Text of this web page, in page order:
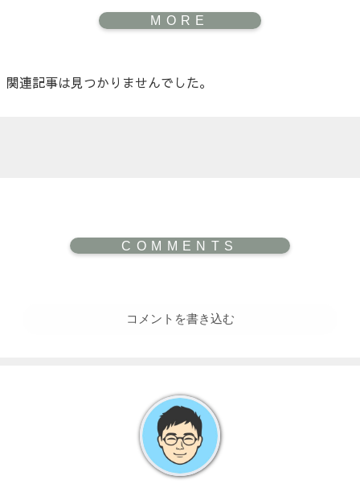
関連記事は見つかりませんでした。
コメントを書き込む